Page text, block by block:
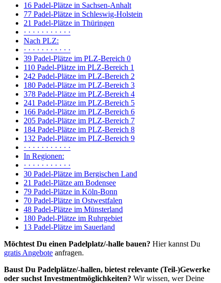
16 Padel-Plätze in Sachsen-Anhalt
77 Padel-Plätze in Schleswig-Holstein
21 Padel-Plätze in Thüringen
· · · · · · · · · · ·
Nach PLZ:
· · · · · · · · · · ·
39 Padel-Plätze im PLZ-Bereich 0
110 Padel-Plätze im PLZ-Bereich 1
242 Padel-Plätze im PLZ-Bereich 2
180 Padel-Plätze im PLZ-Bereich 3
378 Padel-Plätze im PLZ-Bereich 4
241 Padel-Plätze im PLZ-Bereich 5
166 Padel-Plätze im PLZ-Bereich 6
205 Padel-Plätze im PLZ-Bereich 7
184 Padel-Plätze im PLZ-Bereich 8
132 Padel-Plätze im PLZ-Bereich 9
· · · · · · · · · · ·
In Regionen:
· · · · · · · · · · ·
30 Padel-Plätze im Bergischen Land
21 Padel-Plätze am Bodensee
79 Padel-Plätze in Köln-Bonn
70 Padel-Plätze in Ostwestfalen
48 Padel-Plätze im Münsterland
180 Padel-Plätze im Ruhrgebiet
13 Padel-Plätze im Sauerland
Möchtest Du einen Padelplatz/-halle bauen? Hier kannst Du
gratis Angebote anfragen.
Baust Du Padel­plätze/-hallen, bietest relevante (Teil-)Gewerke
oder suchst In­vest­ment­möglich­keiten? Wir wissen, wer Deine